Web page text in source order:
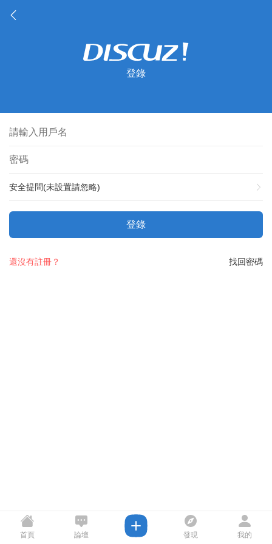
登錄
安全提問(未設置請忽略)
登錄
找回密碼
還沒有註冊？
首頁 論壇 發現 我的